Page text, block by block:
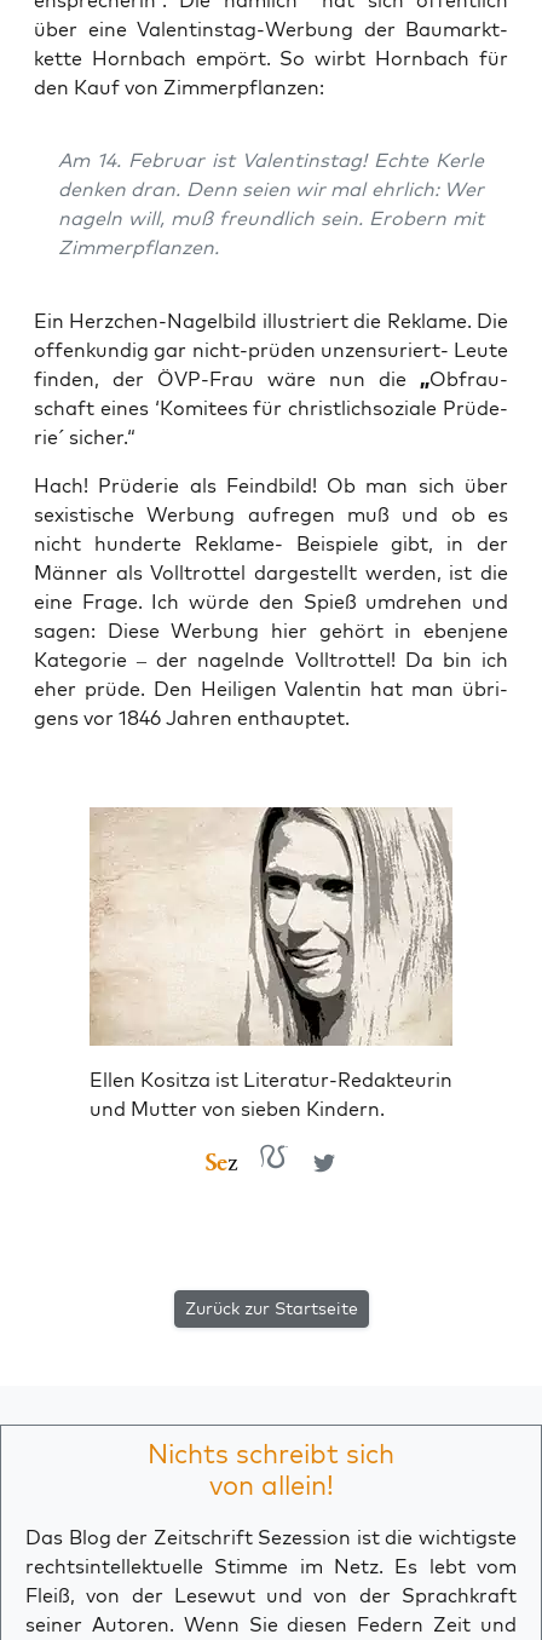
über eine Valen­tins­tag-Wer­bung der Bau­markt­
ket­te Horn­bach empört. So wirbt Horn­bach für
den Kauf von Zimmerpflanzen:
Am 14. Febru­ar ist Valen­tins­tag! Ech­te Ker­le
den­ken dran. Denn sei­en wir mal ehr­lich: Wer
nageln will, muß freund­lich sein. Erobern mit
Zimmerpflanzen.
Ein Herz­chen-Nagel­bild illus­triert die Rekla­me. Die
offen­kun­dig gar nicht-prü­den unzen­su­riert- Leu­te
fin­den, der ÖVP-Frau wäre nun die „Obf­rau­
schaft eines ‘Komi­tees für christ­lich­so­zia­le Prü­de­
rie´ sicher.“
Hach! Prü­de­rie als Feind­bild! Ob man sich über
sexis­ti­sche Wer­bung auf­re­gen muß und ob es
nicht hun­der­te Rekla­me- Bei­spie­le gibt, in der
Män­ner als Voll­trot­tel dar­ge­stellt wer­den, ist die
eine Fra­ge. Ich wür­de den Spieß umdre­hen und
sagen: Die­se Wer­bung hier gehört in eben­je­ne
Kate­go­rie – der nageln­de Voll­trot­tel! Da bin ich
eher prü­de. Den Hei­li­gen Valen­tin hat man übri­
gens vor 1846 Jah­ren enthauptet.
Ellen Kositza ist Literatur-Redakteurin
und Mutter von sieben Kindern.
Zurück zur Startseite
Nichts schreibt sich
von allein!
Das Blog der Zeitschrift Sezession ist die wichtigste
rechtsintellektuelle Stimme im Netz. Es lebt vom
Fleiß, von der Lesewut und von der Sprachkraft
seiner Autoren. Wenn Sie diesen Federn Zeit und